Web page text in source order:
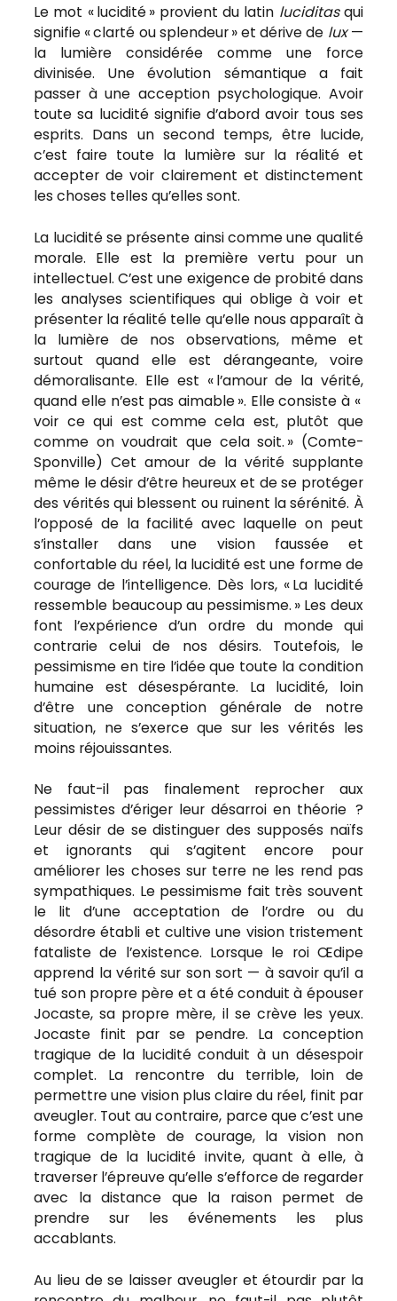
Le mot « lucidité » provient du latin luciditasqui
signifie « clarté ou splendeur » et dérive de lux—
la lumière considérée comme une force
divinisée. Une évolution sémantique a fait
passer à une acception psychologique. Avoir
toute sa lucidité signifie d’abord avoir tous ses
esprits. Dans un second temps, être lucide,
c’est faire toute la lumière sur la réalité et
accepter de voir clairement et distinctement
les choses telles qu’elles sont.
La lucidité se présente ainsi comme une qualité
morale. Elle est la première vertu pour un
intellectuel. C’est une exigence de probité dans
les analyses scientifiques qui oblige à voir et
présenter la réalité telle qu’elle nous apparaît à
la lumière de nos observations, même et
surtout quand elle est dérangeante, voire
démoralisante. Elle est « l’amour de la vérité,
quand elle n’est pas aimable ». Elle consiste à «
voir ce qui est comme cela est, plutôt que
comme on voudrait que cela soit. » (Comte-
Sponville) Cet amour de la vérité supplante
même le désir d’être heureux et de se protéger
des vérités qui blessent ou ruinent la sérénité. À
l’opposé de la facilité avec laquelle on peut
s’installer dans une vision faussée et
confortable du réel, la lucidité est une forme de
courage de l’intelligence. Dès lors, « La lucidité
ressemble beaucoup au pessimisme. » Les deux
font l’expérience d’un ordre du monde qui
contrarie celui de nos désirs. Toutefois, le
pessimisme en tire l’idée que toute la condition
humaine est désespérante. La lucidité, loin
d’être une conception générale de notre
situation, ne s’exerce que sur les vérités les
moins réjouissantes.
Ne faut-il pas finalement reprocher aux
pessimistes d’ériger leur désarroi en théorie ?
Leur désir de se distinguer des supposés naïfs
et ignorants qui s’agitent encore pour
améliorer les choses sur terre ne les rend pas
sympathiques. Le pessimisme fait très souvent
le lit d’une acceptation de l’ordre ou du
désordre établi et cultive une vision tristement
fataliste de l’existence. Lorsque le roi Œdipe
apprend la vérité sur son sort — à savoir qu’il a
tué son propre père et a été conduit à épouser
Jocaste, sa propre mère, il se crève les yeux.
Jocaste finit par se pendre. La conception
tragique de la lucidité conduit à un désespoir
complet. La rencontre du terrible, loin de
permettre une vision plus claire du réel, finit par
aveugler. Tout au contraire, parce que c’est une
forme complète de courage, la vision non
tragique de la lucidité invite, quant à elle, à
traverser l’épreuve qu’elle s’efforce de regarder
avec la distance que la raison permet de
prendre sur les événements les plus
accablants.
Au lieu de se laisser aveugler et étourdir par la